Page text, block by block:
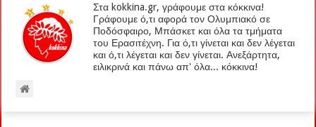
Στα kokkina.gr, γράφουμε στα κόκκινα!
Γράφουμε ό,τι αφορά τον Ολυμπιακό σε
Ποδόσφαιρο, Μπάσκετ και όλα τα τμήματα
του Ερασιτέχνη. Για ό,τι γίνεται και δεν λέγεται
και ό,τι λέγεται και δεν γίνεται. Ανεξάρτητα,
ειλικρινά και πάνω απ' όλα... κόκκινα!